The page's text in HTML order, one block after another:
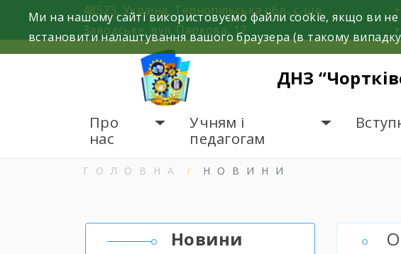
48523, Україна, Тернопільська обл., с-ще.
Заводське, вул. Паркова, 12
ДНЗ
Про
нас
Учням і
педагогам
ГОЛОВНА НОВИНИ
Новини
Ми на нашому сайті використовуємо файли cookie, якщо ви
встановити налаштування вашого браузера (в такому